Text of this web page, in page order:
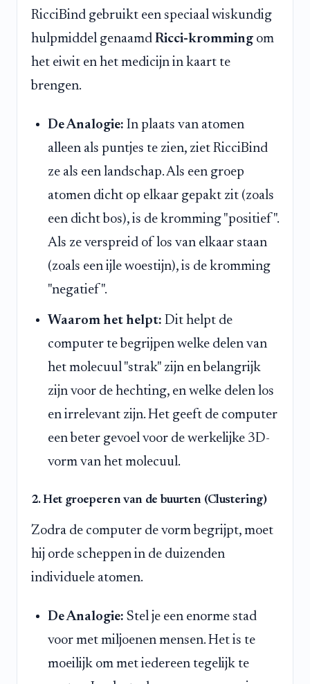
RicciBind gebruikt een speciaal wiskundig
hulpmiddel genaamd Ricci-kromming om
het eiwit en het medicijn in kaart te
brengen.
De Analogie: In plaats van atomen
alleen als puntjes te zien, ziet RicciBind
ze als een landschap. Als een groep
atomen dicht op elkaar gepakt zit (zoals
een dicht bos), is de kromming "positief".
Als ze verspreid of los van elkaar staan
(zoals een ijle woestijn), is de kromming
"negatief".
Waarom het helpt: Dit helpt de
computer te begrijpen welke delen van
het molecuul "strak" zijn en belangrijk
zijn voor de hechting, en welke delen los
en irrelevant zijn. Het geeft de computer
een beter gevoel voor de werkelijke 3D-
vorm van het molecuul.
2. Het groeperen van de buurten (Clustering)
Zodra de computer de vorm begrijpt, moet
hij orde scheppen in de duizenden
individuele atomen.
De Analogie: Stel je een enorme stad
voor met miljoenen mensen. Het is te
moeilijk om met iedereen tegelijk te